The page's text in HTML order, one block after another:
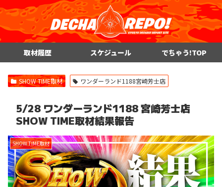
取材履歴 スケジュール でちゃう!TOP
SHOW TIME取材 ワンダーランド1188宮崎芳士店
5/28 ワンダーランド1188 宮崎芳士店
SHOW TIME取材結果報告
SHOW TIME取材